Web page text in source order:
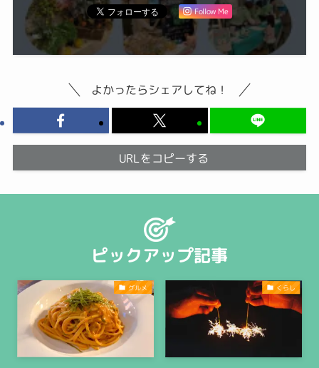
Follow Me
よかったらシェアしてね！
URLをコピーする
ピックアップ記事
グルメ くらし